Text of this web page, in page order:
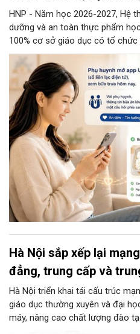
HNP - Năm học 2026-2027, Hệ
dưỡng và an toàn thực phẩm
100% cơ sở giáo dục có tổ
Nội.
Hà Nội sắp xếp lại
đẳng, trung cấp và
Hà Nội triển khai tái cấu trúc
giáo dục thường xuyên và đại
máy, nâng cao chất lượng đào